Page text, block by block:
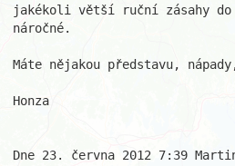
jakékoli větší ruční zásahy do
náročné.
Máte nějakou představu,
Honza
Dne 23. června 2012 7:39